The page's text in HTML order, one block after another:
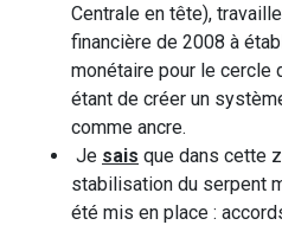
Centrale en tête),
financière de 2008 à
monétaire pour le cercle
étant de créer un
comme ancre.
Je sais que dans cette
stabilisation du serpent
été mis en place :